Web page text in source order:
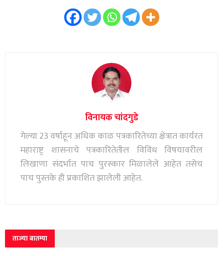
विनायक चांदगुडे
गेल्या 23 वर्षाहून अधिक काळ पत्रकारितेच्या क्षेत्रात कार्यरत
महाराष्ट्र शासनाचे पत्रकारितेतील विविध विषयावरील
लिखाणा संदर्भात पाच पुरस्कार मिळालेले आहेत तसेच
पाच पुस्तके ही प्रकाशित झालेली आहेत.
ताज्या बातम्या